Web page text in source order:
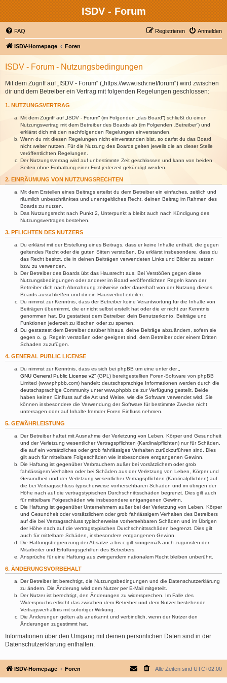
ISDV - Forum
FAQ Anmelden
Registrieren
ISDV-Homepage Foren
ISDV - Forum - Nutzungsbedingungen
Mit dem Zugriff auf „ISDV - Forum“ („https://www.isdv.net/forum“) wird zwischen
dir und dem Betreiber ein Vertrag mit folgenden Regelungen geschlossen:
1. NUTZUNGSVERTRAG
Mit dem Zugriff auf „ISDV - Forum“ (im Folgenden „das Board“) schließt du einen
Nutzungsvertrag mit dem Betreiber des Boards ab (im Folgenden „Betreiber“) und
erklärst dich mit den nachfolgenden Regelungen einverstanden.
Wenn du mit diesen Regelungen nicht einverstanden bist, so darfst du das Board
nicht weiter nutzen. Für die Nutzung des Boards gelten jeweils die an dieser Stelle
veröffentlichten Regelungen.
Der Nutzungsvertrag wird auf unbestimmte Zeit geschlossen und kann von beiden
Seiten ohne Einhaltung einer Frist jederzeit gekündigt werden.
2. EINRÄUMUNG VON NUTZUNGSRECHTEN
Mit dem Erstellen eines Beitrags erteilst du dem Betreiber ein einfaches, zeitlich und
räumlich unbeschränktes und unentgeltliches Recht, deinen Beitrag im Rahmen des
Boards zu nutzen.
Das Nutzungsrecht nach Punkt 2, Unterpunkt a bleibt auch nach Kündigung des
Nutzungsvertrages bestehen.
3. PFLICHTEN DES NUTZERS
Du erklärst mit der Erstellung eines Beitrags, dass er keine Inhalte enthält, die gegen
geltendes Recht oder die guten Sitten verstoßen. Du erklärst insbesondere, dass du
das Recht besitzt, die in deinen Beiträgen verwendeten Links und Bilder zu setzen
bzw. zu verwenden.
Der Betreiber des Boards übt das Hausrecht aus. Bei Verstößen gegen diese
Nutzungsbedingungen oder anderer im Board veröffentlichten Regeln kann der
Betreiber dich nach Abmahnung zeitweise oder dauerhaft von der Nutzung dieses
Boards ausschließen und dir ein Hausverbot erteilen.
Du nimmst zur Kenntnis, dass der Betreiber keine Verantwortung für die Inhalte von
Beiträgen übernimmt, die er nicht selbst erstellt hat oder die er nicht zur Kenntnis
genommen hat. Du gestattest dem Betreiber, dein Benutzerkonto, Beiträge und
Funktionen jederzeit zu löschen oder zu sperren.
Du gestattest dem Betreiber darüber hinaus, deine Beiträge abzuändern, sofern sie
gegen o. g. Regeln verstoßen oder geeignet sind, dem Betreiber oder einem Dritten
Schaden zuzufügen.
4. GENERAL PUBLIC LICENSE
Du nimmst zur Kenntnis, dass es sich bei phpBB um eine unter der „
GNU General Public License v2“ (GPL) bereitgestellten Foren-Software von phpBB
Limited (www.phpbb.com) handelt; deutschsprachige Informationen werden durch die
deutschsprachige Community unter www.phpbb.de zur Verfügung gestellt. Beide
haben keinen Einfluss auf die Art und Weise, wie die Software verwendet wird. Sie
können insbesondere die Verwendung der Software für bestimmte Zwecke nicht
untersagen oder auf Inhalte fremder Foren Einfluss nehmen.
5. GEWÄHRLEISTUNG
Der Betreiber haftet mit Ausnahme der Verletzung von Leben, Körper und Gesundheit
und der Verletzung wesentlicher Vertragspflichten (Kardinalpflichten) nur für Schäden,
die auf ein vorsätzliches oder grob fahrlässiges Verhalten zurückzuführen sind. Dies
gilt auch für mittelbare Folgeschäden wie insbesondere entgangenen Gewinn.
Die Haftung ist gegenüber Verbrauchern außer bei vorsätzlichem oder grob
fahrlässigem Verhalten oder bei Schäden aus der Verletzung von Leben, Körper und
Gesundheit und der Verletzung wesentlicher Vertragspflichten (Kardinalpflichten) auf
die bei Vertragsschluss typischerweise vorhersehbaren Schäden und im übrigen der
Höhe nach auf die vertragstypischen Durchschnittsschäden begrenzt. Dies gilt auch
für mittelbare Folgeschäden wie insbesondere entgangenen Gewinn.
Die Haftung ist gegenüber Unternehmern außer bei der Verletzung von Leben, Körper
und Gesundheit oder vorsätzlichem oder grob fahrlässigem Verhalten des Betreibers
auf die bei Vertragsschluss typischerweise vorhersehbaren Schäden und im Übrigen
der Höhe nach auf die vertragstypischen Durchschnittsschäden begrenzt. Dies gilt
auch für mittelbare Schäden, insbesondere entgangenen Gewinn.
Die Haftungsbegrenzung der Absätze a bis c gilt sinngemäß auch zugunsten der
Mitarbeiter und Erfüllungsgehilfen des Betreibers.
Ansprüche für eine Haftung aus zwingendem nationalem Recht bleiben unberührt.
6. ÄNDERUNGSVORBEHALT
Der Betreiber ist berechtigt, die Nutzungsbedingungen und die Datenschutzerklärung
zu ändern. Die Änderung wird dem Nutzer per E-Mail mitgeteilt.
Der Nutzer ist berechtigt, den Änderungen zu widersprechen. Im Falle des
Widerspruchs erlischt das zwischen dem Betreiber und dem Nutzer bestehende
Vertragsverhältnis mit sofortiger Wirkung.
Die Änderungen gelten als anerkannt und verbindlich, wenn der Nutzer den
Änderungen zugestimmt hat.
Informationen über den Umgang mit deinen persönlichen Daten sind in der
Datenschutzerklärung enthalten.
ISDV-Homepage Foren Alle Zeiten sind UTC+02:00